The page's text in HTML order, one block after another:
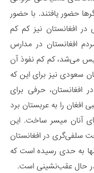
حضور یافتند. با حضور
افغانستان نیز کم کم
افغانستان در مدارس
می‌شد، کم کم نفوذ آن
سعودی نیز برای این که
افغانستان، حرفی برای
افغان را به عربستان برد
آنان میسر ساخت. این
سلفی‌گری در افغانستان
به حدی رسیده است که
حال عقب‌نشینی است.